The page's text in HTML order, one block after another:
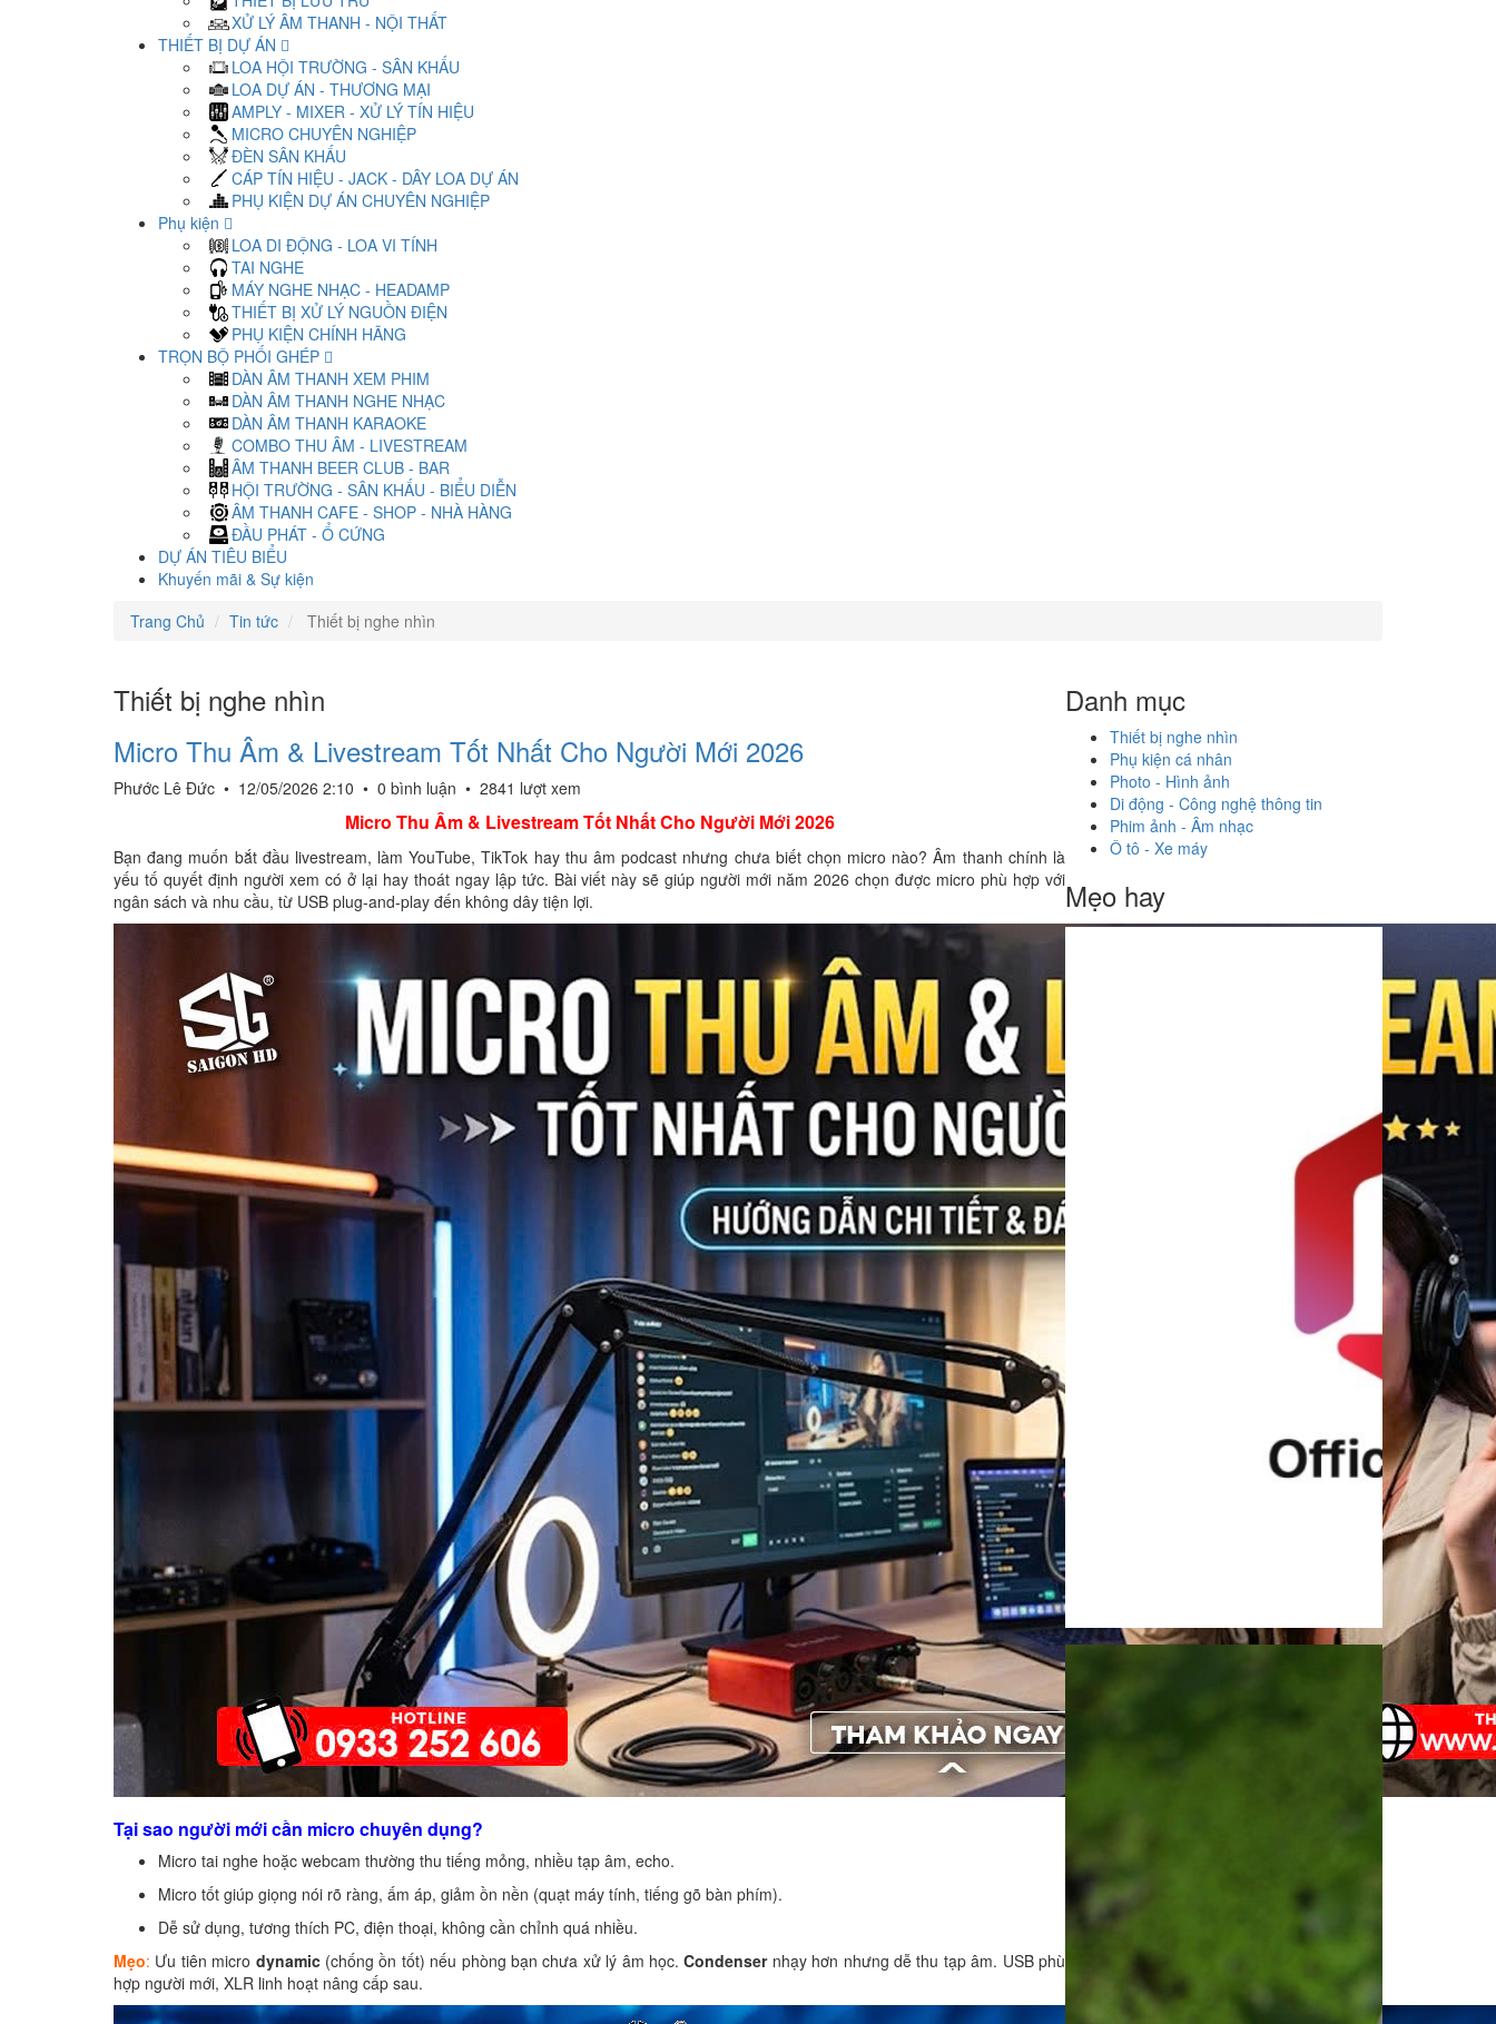
XỬ LÝ ÂM THANH - NỘI THẤT
THIẾT BỊ DỰ ÁN
LOA HỘI TRƯỜNG - SÂN KHẤU
LOA DỰ ÁN - THƯƠNG MẠI
AMPLY - MIXER - XỬ LÝ TÍN HIỆU
MICRO CHUYÊN NGHIỆP
ĐÈN SÂN KHẤU
CÁP TÍN HIỆU - JACK - DÂY LOA DỰ ÁN
PHỤ KIỆN DỰ ÁN CHUYÊN NGHIỆP
Phụ kiện
LOA DI ĐỘNG - LOA VI TÍNH
TAI NGHE
MÁY NGHE NHẠC - HEADAMP
THIẾT BỊ XỬ LÝ NGUỒN ĐIỆN
PHỤ KIỆN CHÍNH HÃNG
TRỌN BỘ PHỐI GHÉP
DÀN ÂM THANH XEM PHIM
DÀN ÂM THANH NGHE NHẠC
DÀN ÂM THANH KARAOKE
COMBO THU ÂM - LIVESTREAM
ÂM THANH BEER CLUB - BAR
HỘI TRƯỜNG - SÂN KHẤU - BIỂU DIỄN
ÂM THANH CAFE - SHOP - NHÀ HÀNG
ĐẦU PHÁT - Ổ CỨNG
DỰ ÁN TIÊU BIỂU
Khuyến mãi & Sự kiện
Trang Chủ
Tin tức Thiết bị nghe nhìn
Thiết bị nghe nhìn
Micro Thu Âm & Livestream Tốt Nhất Cho Người Mới 2026
Phước Lê Đức • 12/05/2026 2:10 • 0 bình luận • 2841 lượt xem
Micro Thu Âm & Livestream Tốt Nhất Cho Người Mới 2026
Bạn đang muốn bắt đầu livestream, làm YouTube, TikTok hay thu âm podcast nhưng chưa biết chọn micro nào? Âm thanh chính là
yếu tố quyết định người xem có ở lại hay thoát ngay lập tức. Bài viết này sẽ giúp người mới năm 2026 chọn được micro phù hợp với
ngân sách và nhu cầu, từ USB plug-and-play đến không dây tiện lợi.
Tại sao người mới cần micro chuyên dụng?
Micro tai nghe hoặc webcam thường thu tiếng mỏng, nhiều tạp âm, echo.
Micro tốt giúp giọng nói rõ ràng, ấm áp, giảm ồn nền (quạt máy tính, tiếng gõ bàn phím).
Dễ sử dụng, tương thích PC, điện thoại, không cần chỉnh quá nhiều.
Mẹo: Ưu tiên micro dynamic(chống ồn tốt) nếu phòng bạn chưa xử lý âm học.Condensernhạy hơn nhưng dễ thu tạp âm. USB phù
hợp người mới, XLR linh hoạt nâng cấp sau.
Danh mục
Thiết bị nghe nhìn
Phụ kiện cá nhân
Photo - Hình ảnh
Di động - Công nghệ thông tin
Phim ảnh - Âm nhạc
Ô tô - Xe máy
Mẹo hay